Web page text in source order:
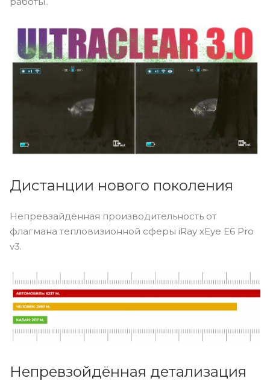
Дистанции нового поколения
Непревзайдённая производительность от
флагмана тепловизионной сферы iRay xEye E6 Pro
v3.
Непревзойдённая детализация